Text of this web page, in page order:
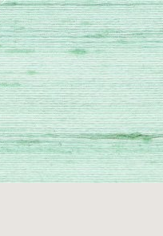
Produkte auf Ihrer